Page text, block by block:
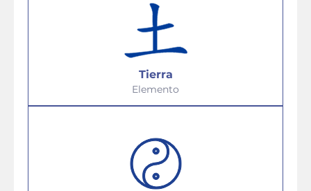
Tierra
Elemento